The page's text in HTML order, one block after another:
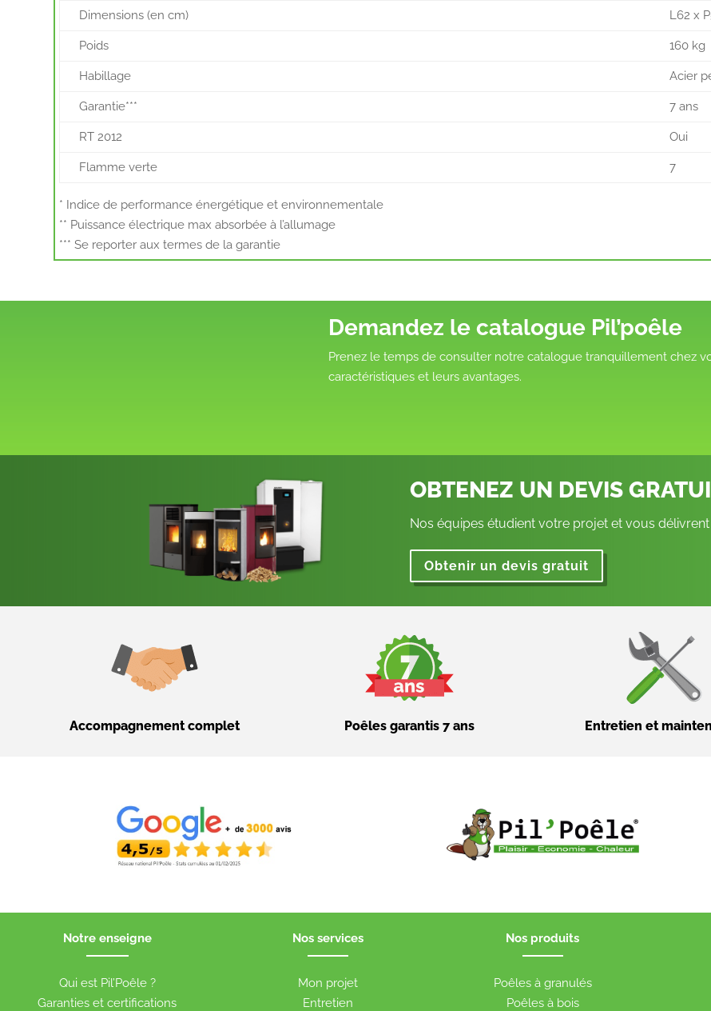
Dimensions (en cm) L62 x
Poids 160 kg
Habillage Acier
Garantie*** 7 ans
RT 2012 Oui
Flamme verte 7
* Indice de performance énergétique et environnementale
** Puissance électrique max absorbée à l’allumage
*** Se reporter aux termes de la garantie
Demandez le catalogue Pil’poêle
Prenez le temps de consulter notre catalogue tranquillement chez
caractéristiques et leurs avantages.
OBTENEZ UN DEVIS
Nos équipes étudient votre projet et vous
Obtenir un devis gratuit
Accompagnement complet Poêles garantis 7 ans Entretien et
Notre enseigne
Qui est Pil’Poêle ?
Garanties et certifications
Nos services
Mon projet
Entretien
Nos produits
Poêles à granulés
Poêles à bois